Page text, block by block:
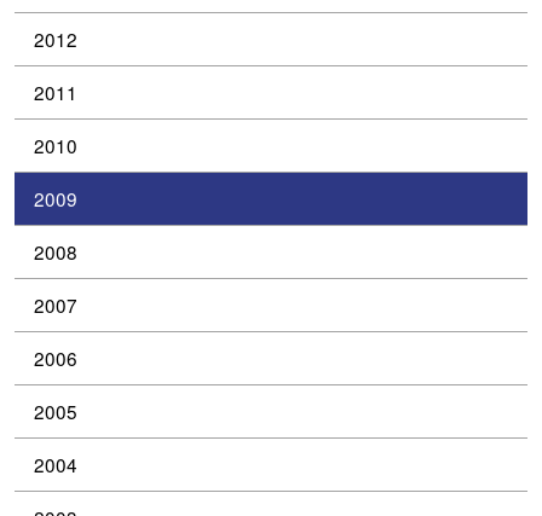
2012
2011
2010
2009
2008
2007
2006
2005
2004